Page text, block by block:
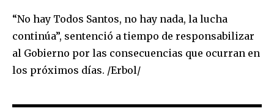
SUBSCRIBE
“No hay Todos Santos, no hay nada, la lucha
continúa”, sentenció a tiempo de responsabilizar
al Gobierno por las consecuencias que ocurran en
los próximos días. /Erbol/